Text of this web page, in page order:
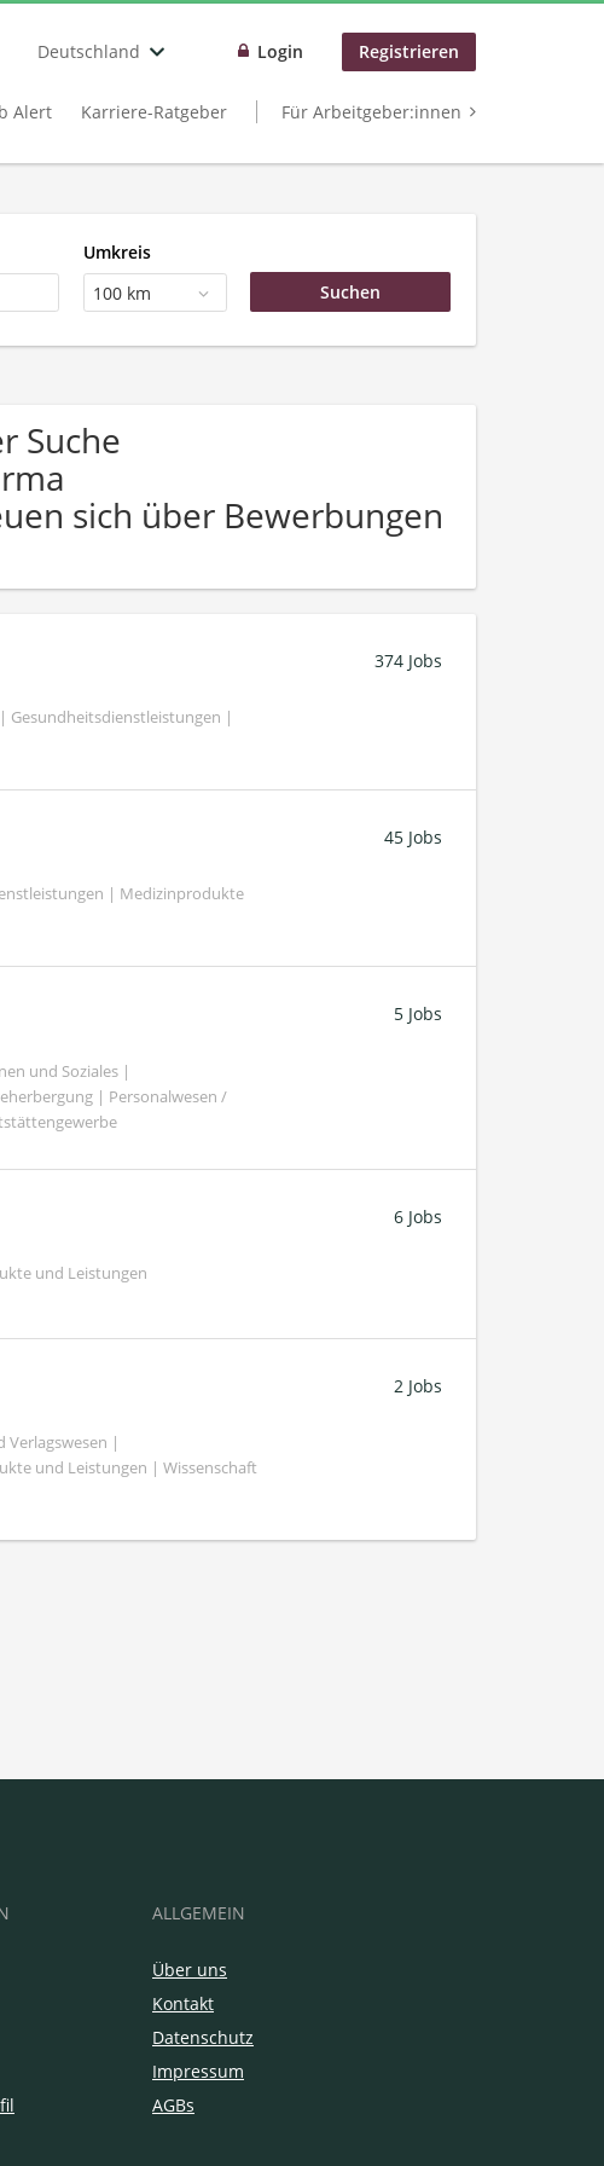
Deutschland Login Registrieren
Alert Karriere-Ratgeber Für Arbeitgeber:innen
Umkreis
100 km
Suche
sich über Bewerbungen
Gesundheitsdienstleistungen |
374 Jobs
| Medizinprodukte
45 Jobs
und Soziales |
| Personalwesen /
5 Jobs
und Leistungen
6 Jobs
Verlagswesen |
und Leistungen | Wissenschaft
2 Jobs
ALLGEMEIN
Über uns
Kontakt
Datenschutz
Impressum
AGBs